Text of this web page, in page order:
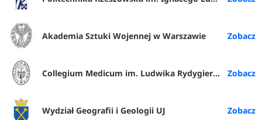
Akademia Sztuki Wojennej w Warszawie
Collegium Medicum im. Ludwika Rydygiera w Bydgoszczy
Wydział Geografii i Geologii UJ